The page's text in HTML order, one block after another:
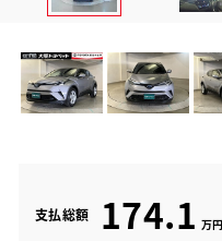
支払総額 174.1